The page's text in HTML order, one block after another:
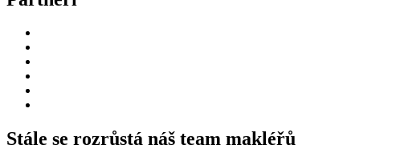
Stále se rozrůstá náš team makléřů